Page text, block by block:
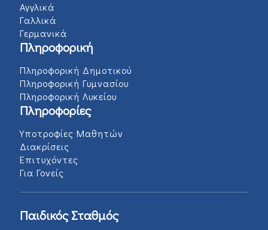
Αγγλικά
Γαλλικά
Γερμανικά
Πληροφορική
Πληροφορική Δημοτικού
Πληροφορική Γυμνασίου
Πληροφορική Λυκείου
Πληροφορίες
Υποτροφίες Μαθητών
Διακρίσεις
Επιτυχόντες
Για Γονείς
Παιδικός Σταθμός